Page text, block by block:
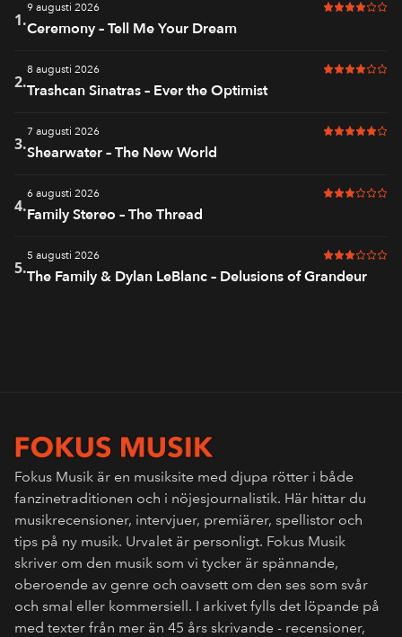
1.
9 augusti 2026 4 av 6 i
Ceremony – Tell Me Your Dream
2.
8 augusti 2026 4 av 6 i
Trashcan Sinatras – Ever the Optimist
3.
7 augusti 2026 5 av 6 i
Shearwater – The New World
4.
6 augusti 2026 3 av 6 i
Family Stereo – The Thread
5.
5 augusti 2026 3 av 6 i
The Family & Dylan LeBlanc – Delusions of Grandeur
Fokus Musik är en musiksite med djupa rötter i både
fanzinetraditionen och i nöjesjournalistik. Här hittar du
musikrecensioner, intervjuer, premiärer, spellistor och
tips på ny musik. Urvalet är personligt. Fokus Musik
skriver om den musik som vi tycker är spännande,
oberoende av genre och oavsett om den ses som svår
och smal eller kommersiell. I arkivet fylls det löpande på
med texter från mer än 45 års skrivande - recensioner,